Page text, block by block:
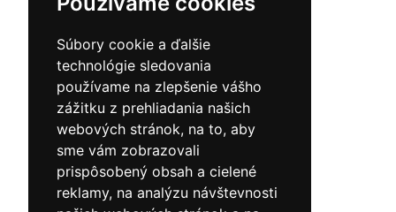
Súbory cookie a ďalšie
technológie sledovania
používame na zlepšenie vášho
zážitku z prehliadania našich
webových stránok, na to, aby
sme vám zobrazovali
prispôsobený obsah a cielené
reklamy, na analýzu návštevnosti